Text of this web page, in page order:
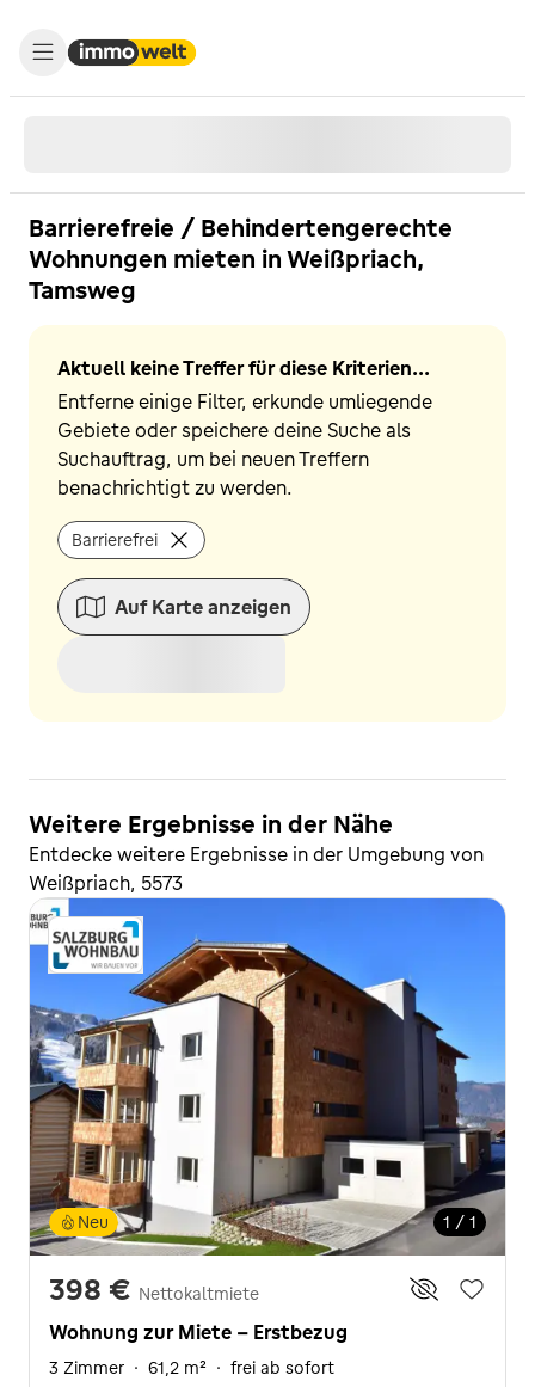
Barrierefreie / Behindertengerechte
Wohnungen mieten in Weißpriach,
Tamsweg
Aktuell keine Treffer für diese Kriterien...
Entferne einige Filter, erkunde umliegende
Gebiete oder speichere deine Suche als
Suchauftrag, um bei neuen Treffern
benachrichtigt zu werden.
Barrierefrei
Auf Karte anzeigen
Weitere Ergebnisse in der Nähe
Entdecke weitere Ergebnisse in der Umgebung von
Weißpriach, 5573
1 / 1
Neu
398 € Nettokaltmiete
Wohnung zur Miete - Erstbezug
3 Zimmer · 61,2 m² · frei ab sofort